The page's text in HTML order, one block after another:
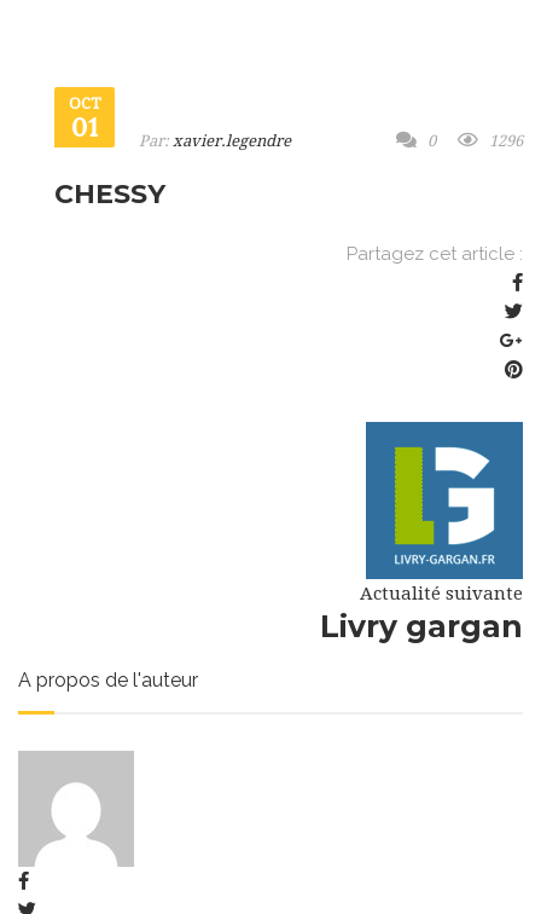
OCT
01 Par: xavier.legendre 0 1296
CHESSY
Partagez cet article :
Actualité suivante
Livry gargan
A propos de l'auteur